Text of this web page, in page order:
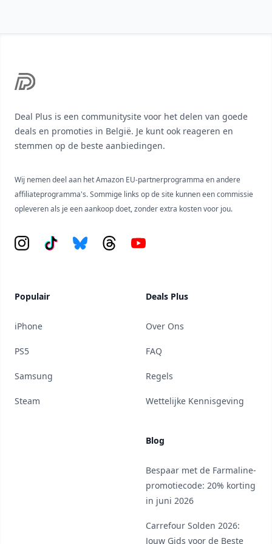
Deal Plus is een communitysite voor het delen van goede
deals en promoties in België. Je kunt ook reageren en
stemmen op de beste aanbiedingen.
Wij nemen deel aan het Amazon EU-partnerprogramma en andere
affiliateprogramma's. Sommige links op de site kunnen een commissie
opleveren als je een aankoop doet, zonder extra kosten voor jou.
Instagram
Tiktok BlueskyThreadsYouTube
Populair
iPhone
PS5
Samsung
Steam
Deals Plus
Over Ons
FAQ
Regels
Wettelijke Kennisgeving
Blog
Bespaar met de Farmaline-
promotiecode: 20% korting
in juni 2026
Carrefour Solden 2026:
Jouw Gids voor de Beste